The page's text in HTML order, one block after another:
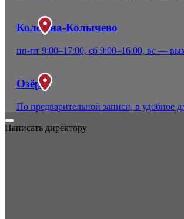
Коломна-Колычево
пн-пт 9:00–17:00, сб 9:00–16:00, вс —
Озёры
По предварительной записи, в удобное
Написать директору